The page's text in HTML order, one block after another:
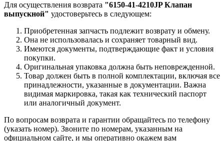
Для осуществления возврата "6150-41-4210JP Клапан
выпускной" удостоверьтесь в следующем:
Приобретенная запчасть подлежит возврату и обмену.
Она не использовалась и сохраняет товарный вид.
Имеются документы, подтверждающие факт и условия
покупки.
Оригинальная упаковка должна быть неповрежденной.
Товар должен быть в полной комплектации, включая все
принадлежности, указанные в документации. Важна
видимая маркировка, такая как технический паспорт
или аналогичный документ.
По вопросам возврата и гарантии обращайтесь по телефону
(указать номер). Звоните по номерам, указанным на
официальном сайте, и мы оперативно окажем вам